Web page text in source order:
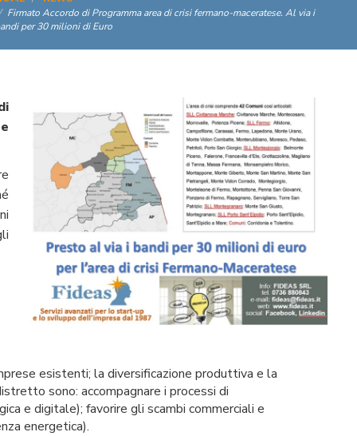
Firmato Accordo di Programma area di crisi fermano-maceratese. Al via i
per 30 milioni di Euro
esistenti; la diversificazione produttiva e la
sono: accompagnare i processi di
e digitale); favorire gli scambi commerciali e
energetica).